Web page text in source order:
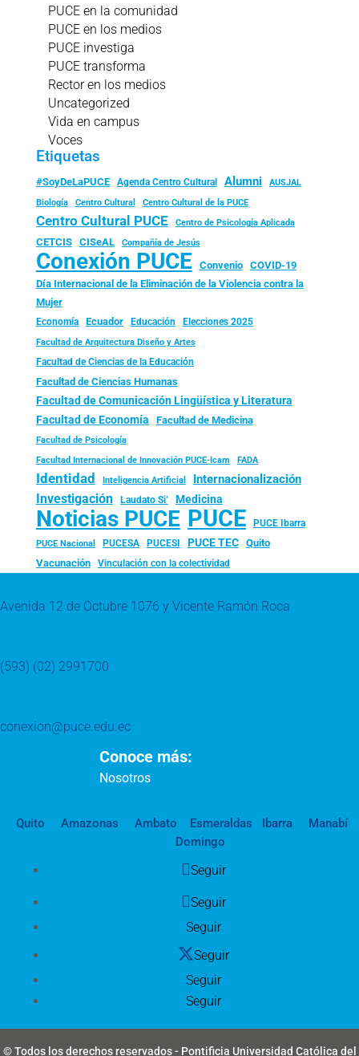
PUCE en la comunidad
PUCE en los medios
PUCE investiga
PUCE transforma
Rector en los medios
Uncategorized
Vida en campus
Voces
Etiquetas
#SoyDeLaPUCE Agenda Centro Cultural Alumni
AUSJAL
Biología
Centro Cultural Centro Cultural de la PUCE
Centro Cultural PUCE Centro de Psicología Aplicada
CETCIS CISeAL Compañía de Jesús
Conexión PUCE Convenio
COVID-19
Día Internacional de la Eliminación de la Violencia contra la
Mujer
Economía Ecuador Educación Elecciones 2025
Facultad de Arquitectura Diseño y Artes
Facultad de Ciencias de la Educación
Facultad de Ciencias Humanas
Facultad de Comunicación Lingüística y Literatura
Facultad de Economía Facultad de Medicina
Facultad de Psicología
Facultad Internacional de Innovación PUCE-Icam FADA
Identidad Inteligencia Artificial Internacionalización
Investigación Laudato Si’ Medicina
Noticias PUCE PUCE PUCE Ibarra
PUCE Nacional PUCESA PUCESI PUCE TEC
Quito
Vacunación
Vinculación con la colectividad
Avenida 12 de Octubre 1076 y Vicente Ramón Roca
(593) (02) 2991700
conexion@puce.edu.ec
Conoce más:
Nosotros
Quito Amazonas Ambato Esmeraldas Ibarra
Manabí
Domingo
Seguir
Seguir
Seguir
Seguir
Seguir
Seguir
© Todos los derechos reservados - Pontificia Universidad Católica del